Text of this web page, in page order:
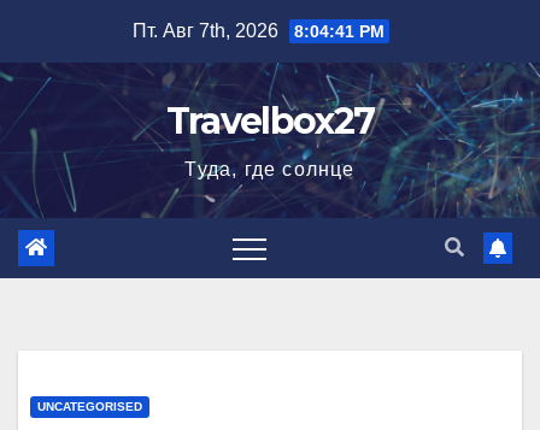
содержимому
Пт. Авг 7th, 2026 8:04:42 PM
Travelbox27
Туда, где солнце
UNCATEGORISED